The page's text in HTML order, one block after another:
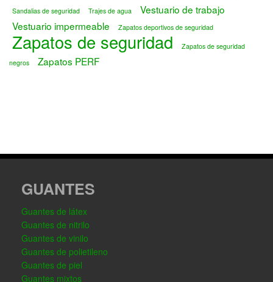
Sandalias de seguridad Trajes de agua
Vestuario de trabajo
Vestuario impermeable
Zapatos deportivos de seguridad
Zapatos de seguridad
Zapatos de seguridad
negros
Zapatos PERF
GUANTES
Guantes de látex
Guantes de nitrilo
Guantes de vinilo
Guantes de polietileno
Guantes de piel
Guantes mixtos